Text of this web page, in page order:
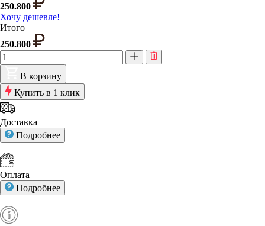
250.800
Хочу дешевле!
Итого
250.800
В корзину
Купить в 1 клик
Доставка
Подробнее
Оплата
Подробнее